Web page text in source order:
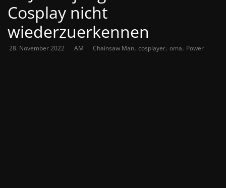
Cosplay nicht
wiederzuerkennen
28. November 2022 AM Chainsaw Man, cosplayer, oma, Power